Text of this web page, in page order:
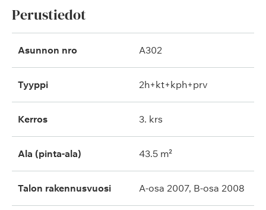
Perustiedot
Asunnon nro A302
Tyyppi 2h+kt+kph+prv
Kerros 3. krs
Ala (pinta-ala) 43.5 m²
Talon rakennusvuosi A-osa 2007, B-osa 2008